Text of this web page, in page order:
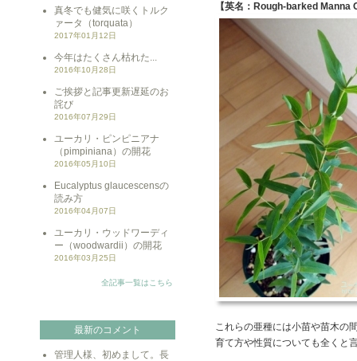
真冬でも健気に咲くトルク
ァータ（torquata）
2017年01月12日
今年はたくさん枯れた...
2016年10月28日
ご挨拶と記事更新遅延のお
詫び
2016年07月29日
ユーカリ・ピンピニアナ
（pimpiniana）の開花
2016年05月10日
Eucalyptus glaucescensの
読み方
2016年04月07日
ユーカリ・ウッドワーディ
ー（woodwardii）の開花
2016年03月25日
全記事一覧はこちら
最新のコメント
管理人様、初めまして。長
【英名：Rough-barked Manna
これらの亜種には小苗や苗木の
育て方や性質についても全くと